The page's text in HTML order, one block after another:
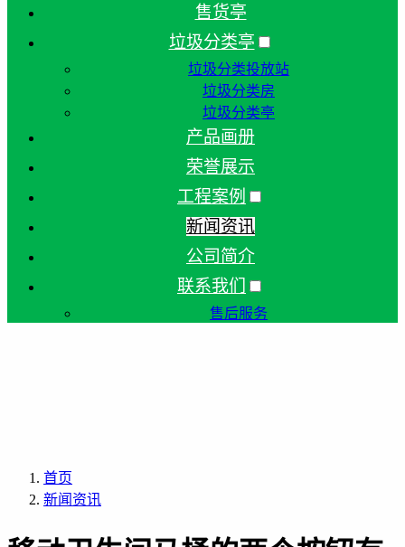
售货亭
垃圾分类亭
垃圾分类投放站
垃圾分类房
垃圾分类亭
产品画册
荣誉展示
工程案例
新闻资讯
公司简介
联系我们
售后服务
首页
新闻资讯